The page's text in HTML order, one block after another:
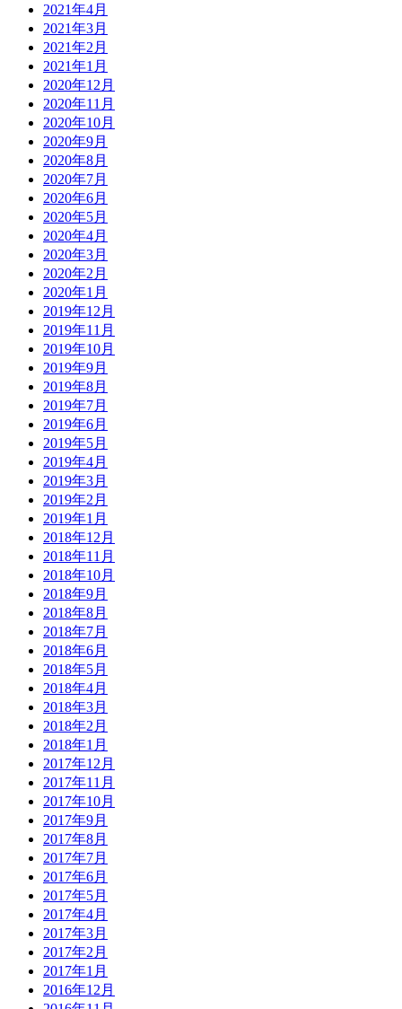
2021年4月
2021年3月
2021年2月
2021年1月
2020年12月
2020年11月
2020年10月
2020年9月
2020年8月
2020年7月
2020年6月
2020年5月
2020年4月
2020年3月
2020年2月
2020年1月
2019年12月
2019年11月
2019年10月
2019年9月
2019年8月
2019年7月
2019年6月
2019年5月
2019年4月
2019年3月
2019年2月
2019年1月
2018年12月
2018年11月
2018年10月
2018年9月
2018年8月
2018年7月
2018年6月
2018年5月
2018年4月
2018年3月
2018年2月
2018年1月
2017年12月
2017年11月
2017年10月
2017年9月
2017年8月
2017年7月
2017年6月
2017年5月
2017年4月
2017年3月
2017年2月
2017年1月
2016年12月